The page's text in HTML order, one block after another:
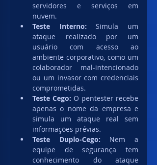
servidores e serviços em
nuvem.
Teste Interno: Simula um
ataque realizado por um
usuário com acesso ao
ambiente corporativo, como um
colaborador mal-intencionado
ou um invasor com credenciais
comprometidas.
Teste Cego: O pentester recebe
apenas o nome da empresa e
simula um ataque real sem
informações prévias.
Teste Duplo-Cego: Nem a
equipe de segurança tem
conhecimento do ataque